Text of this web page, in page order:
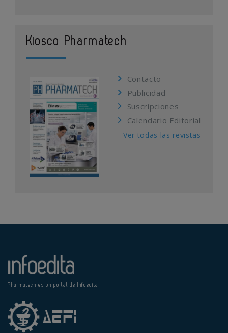
Kiosco Pharmatech
Contacto
Publicidad
Suscripciones
Calendario Editorial
Ver todas las revistas
Pharmatech es un portal de Infoedita